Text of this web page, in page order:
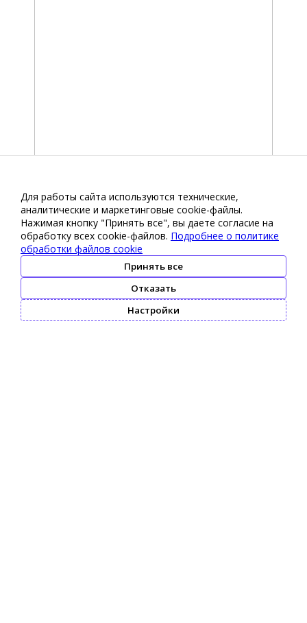
Для работы сайта используются технические,
аналитические и маркетинговые сооkіе-файлы.
Нажимая кнопку "Принять все", вы даете согласие на
обработку всех cookie-файлов. Подробнее о политике
обработки файлов cookie
Принять все
Отказать
Настройки